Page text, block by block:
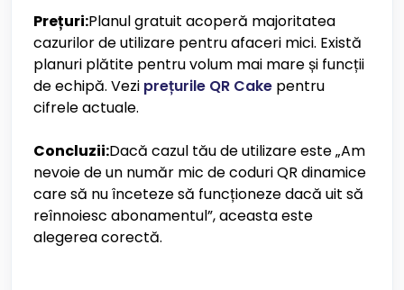
Prețuri:Planul gratuit acoperă majoritatea
cazurilor de utilizare pentru afaceri mici. Există
planuri plătite pentru volum mai mare și funcții
de echipă. Vezi prețurile QR Cake pentru
cifrele actuale.
Concluzii:Dacă cazul tău de utilizare este „Am
nevoie de un număr mic de coduri QR dinamice
care să nu înceteze să funcționeze dacă uit să
reînnoiesc abonamentul”, aceasta este
alegerea corectă.